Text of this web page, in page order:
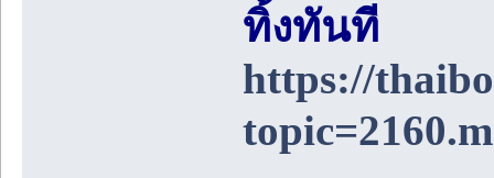
ทิ้งทันที
https://